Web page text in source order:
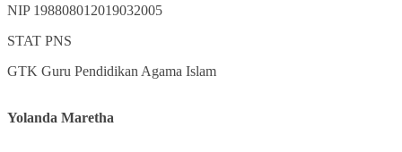
NIP 198808012019032005
STAT PNS
GTK Guru Pendidikan Agama Islam
Yolanda Maretha